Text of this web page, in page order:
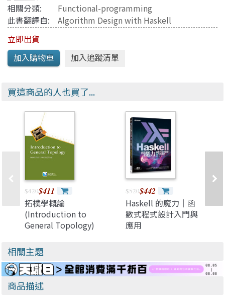
相關分類:
Functional-programming
此書翻譯自:
Algorithm Design with Haskell
立即出貨
買這商品的人也買了...
$420$411
拓樸學概論
(Introduction to
General Topology)
$520$442
Haskell 的魔力｜函
數式程式設計入門與
應用
相關主題
商品描述